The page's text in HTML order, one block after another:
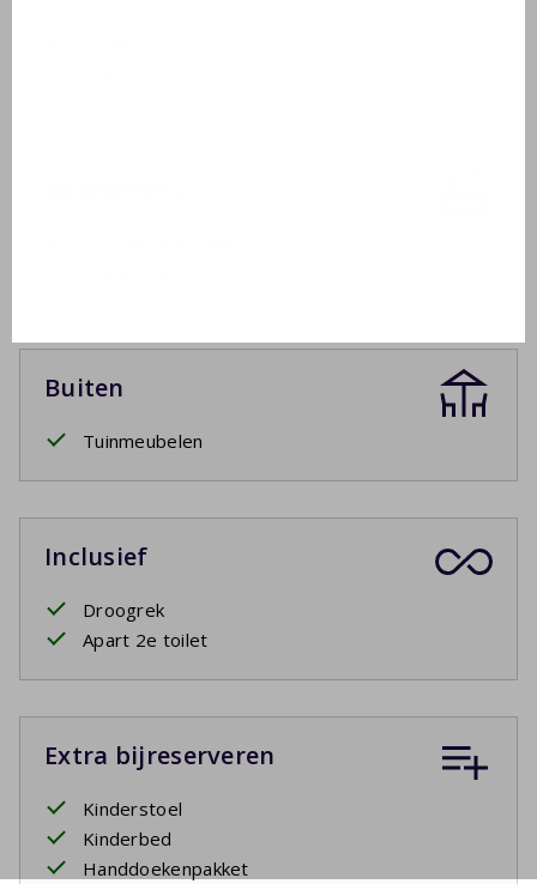
Buiten
Tuinmeubelen
Inclusief
Droogrek
Apart 2e toilet
Extra bijreserveren
Kinderstoel
Kinderbed
Handdoekenpakket